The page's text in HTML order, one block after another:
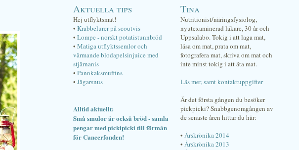
Aktuella tips
Hej utflyktsmat!
• Krabbelurer på scoutvis
• Lompe - norskt potatistunnbröd
• Matiga utflyktssemlor och
värmande blodapelsinjuice med
stjärnanis
• Pannkaksmuffins
• Jägarsnus
Alltid aktuellt:
Små smulor är också bröd - samla
pengar med pickipicki till förmån
för Cancerfonden!
Tina
Nutritionist/näringsfysiolog,
nyutexaminerad läkare, 30 år och
Uppsalabo. Tokig i att laga mat,
läsa om mat, prata om mat,
fotografera mat, skriva om mat och
inte minst tokig i att äta mat.
Läs mer, samt kontaktuppgifter
Är det första gången du besöker
pickpicki? Snabbgenomgången av
de senaste åren hittar du här:
• Årskrönika 2014
• Årskrönika 2013